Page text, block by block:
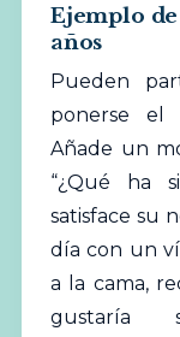
Ejemplo
años
Pueden
ponerse el
Añade un
“¿Qué ha
satisface su
día con un
a la cama,
gustaría